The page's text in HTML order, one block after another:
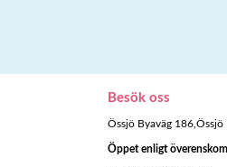
Besök oss
Össjö Byaväg 186,Össjö
Öppet enligt